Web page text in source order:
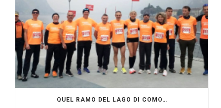
QUEL RAMO DEL LAGO DI COMO…